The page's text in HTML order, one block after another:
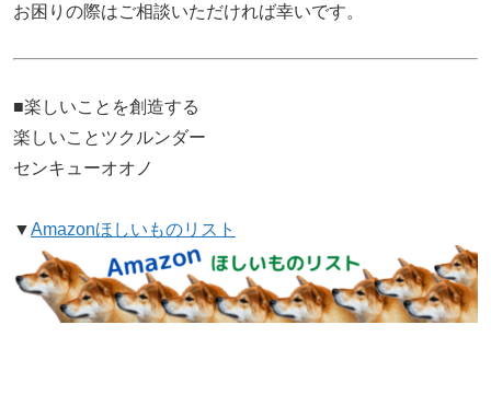
お困りの際はご相談いただければ幸いです。
■楽しいことを創造する
楽しいことツクルンダー
センキューオオノ
▼Amazonほしいものリスト